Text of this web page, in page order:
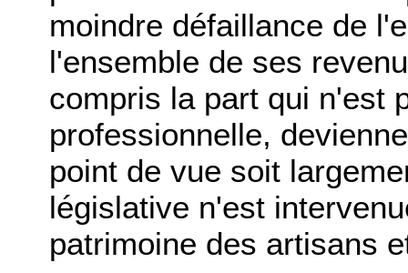
moindre défaillance de
l'ensemble de ses
compris la part qui n'est
professionnelle,
point de vue soit
législative n'est
patrimoine des artisans